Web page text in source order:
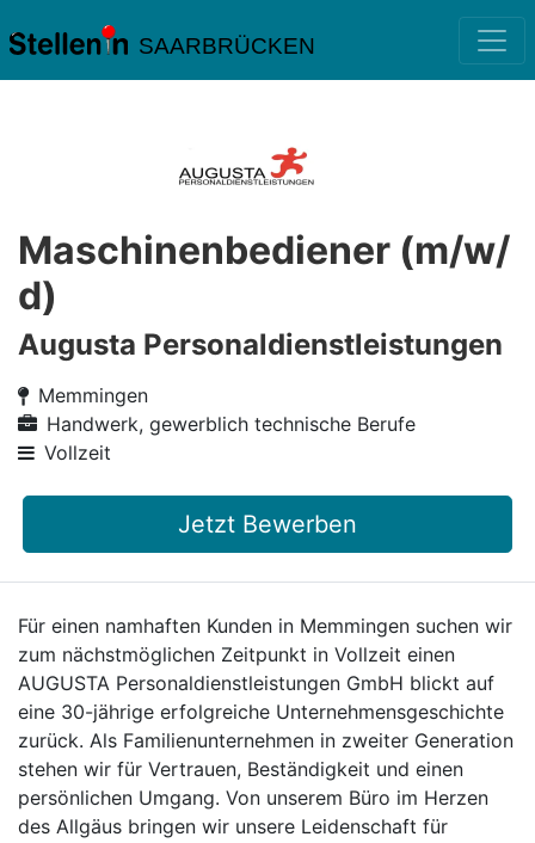
SAARBRÜCKEN
Maschinenbediener (m/w/
d)
Augusta Personaldienstleistungen
Memmingen
Handwerk, gewerblich technische Berufe
Vollzeit
Jetzt Bewerben
Für einen namhaften Kunden in Memmingen suchen wir
zum nächstmöglichen Zeitpunkt in Vollzeit einen
AUGUSTA Personaldienstleistungen GmbH blickt auf
eine 30-jährige erfolgreiche Unternehmensgeschichte
zurück. Als Familienunternehmen in zweiter Generation
stehen wir für Vertrauen, Beständigkeit und einen
persönlichen Umgang. Von unserem Büro im Herzen
des Allgäus bringen wir unsere Leidenschaft für